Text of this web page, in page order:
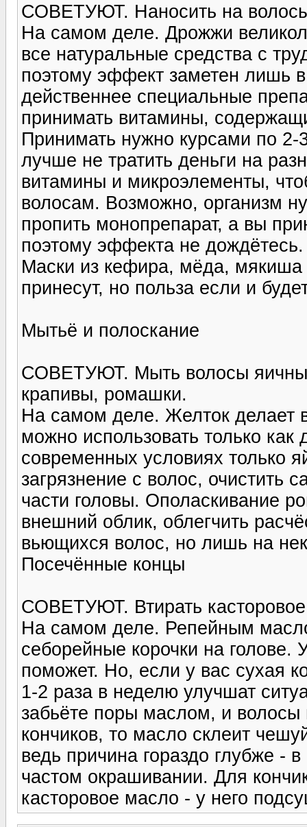
СОВЕТУЮТ. Наносить на
На самом деле. Дрожжи
все натуральные средства с
поэтому эффект заметен лишь в
действеннее специальные
принимать витамины,
Принимать нужно курсами по
лучше не тратить деньги на
витамины и микроэлементы,
волосам. Возможно, организм
пропить монопрепарат, а вы
поэтому эффекта не дождётесь.
Маски из кефира, мёда, мякиша
принесут, но польза если и
Мытьё и полоскание
СОВЕТУЮТ. Мыть волосы
крапивы, ромашки.
На самом деле. Желток делает
можно использовать только
современных условиях только
загрязнение с волос, очистить
части головы. Ополаскивание
внешний облик, облегчить
вьющихся волос, но лишь на
Посечённые концы
СОВЕТУЮТ. Втирать
На самом деле. Репейным
себорейные корочки на голове.
поможет. Но, если у вас сухая
1-2 раза в неделю улучшат
забьёте поры маслом, и волосы
кончиков, то масло склеит
ведь причина гораздо глубже -
частом окрашивании. Для
касторовое масло - у него